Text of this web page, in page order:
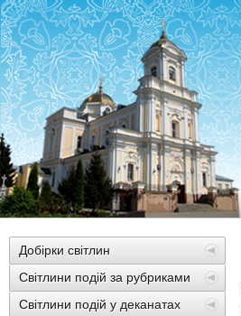
Добірки світлин
Світлини подій за рубриками
Світлини подій у деканатах